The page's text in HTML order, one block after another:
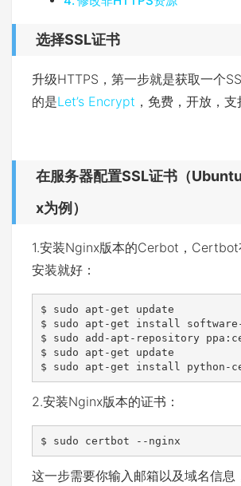
选择SSL证书
升级HTTPS，第一步就是获取一个
的是Let’s Encrypt ，免费，开放，支
在服务器配置SSL证书（
x为例）
1.安装Nginx版本的Cerbot，Certbot
安装就好：
$ sudo apt-get update
$ sudo apt-get install software-
$ sudo add-apt-repository
$ sudo apt-get update
$ sudo apt-get install python-
2.安装Nginx版本的证书：
$ sudo certbot --nginx
这一步需要你输入邮箱以及域名信息